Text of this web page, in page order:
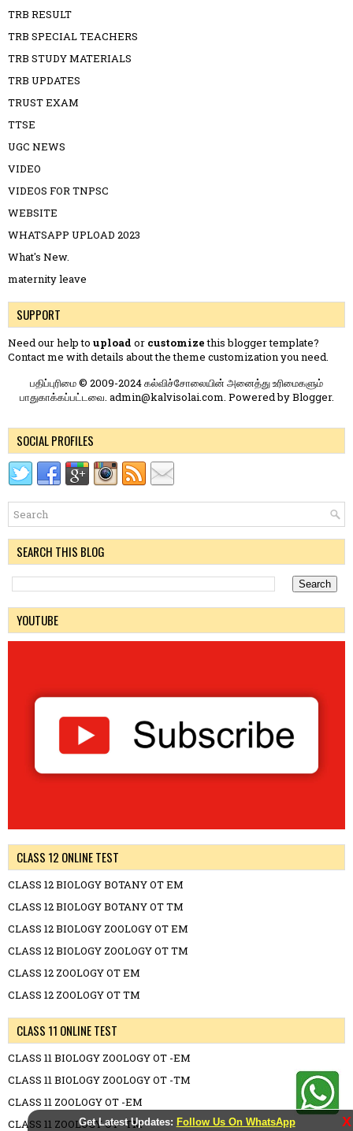
Get Latest Updates: Follow Us On WhatsApp X
TRB RESULT
TRB SPECIAL TEACHERS
TRB STUDY MATERIALS
TRB UPDATES
TRUST EXAM
TTSE
UGC NEWS
VIDEO
VIDEOS FOR TNPSC
WEBSITE
WHATSAPP UPLOAD 2023
What's New.
maternity leave
SUPPORT
Need our help to upload or customizethis blogger template?
Contact me with details about the theme customization you need.
பதிப்புரிமை © 2009-2024 கல்விச்சோலையின் அனைத்து உரிமைகளும்
பாதுகாக்கப்பட்டவை. admin@kalvisolai.com. Powered byBlogger.
SOCIAL PROFILES
SEARCH THIS BLOG
YOUTUBE
CLASS 12 ONLINE TEST
CLASS 12 BIOLOGY BOTANY OT EM
CLASS 12 BIOLOGY BOTANY OT TM
CLASS 12 BIOLOGY ZOOLOGY OT EM
CLASS 12 BIOLOGY ZOOLOGY OT TM
CLASS 12 ZOOLOGY OT EM
CLASS 12 ZOOLOGY OT TM
CLASS 11 ONLINE TEST
CLASS 11 BIOLOGY ZOOLOGY OT -EM
CLASS 11 BIOLOGY ZOOLOGY OT -TM
CLASS 11 ZOOLOGY OT -EM
CLASS 11 ZOOLOGY OT -TM